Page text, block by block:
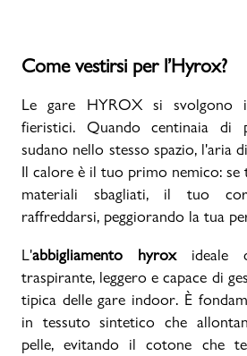
Come vestirsi per l’Hyrox?
Le gare HYROX si svolgono
fieristici. Quando centinaia di
sudano nello stesso spazio, l'aria
Il calore è il tuo primo nemico:
materiali sbagliati, il tuo
raffreddarsi, peggiorando la tua
L'abbigliamento hyroxideale
traspirante, leggero e capace di
tipica delle gare indoor. È
in tessuto sintetico che
pelle, evitando il cotone che